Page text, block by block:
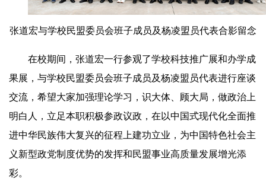
张道宏与学校民盟委员会班子成员及杨凌盟员代表合影留念
在校期间，张道宏一行参观了学校科技推广展和办学成
果展，与学校民盟委员会班子成员及杨凌盟员代表进行座谈
交流，希望大家加强理论学习，识大体、顾大局，做政治上
明白人，立足本职积极参政议政，在以中国式现代化全面推
进中华民族伟大复兴的征程上建功立业，为中国特色社会主
义新型政党制度优势的发挥和民盟事业高质量发展增光添
彩。